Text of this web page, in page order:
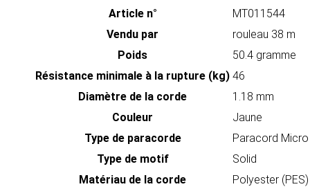
Article n°
MT011544
Vendu par
rouleau 38 m
Poids
50.4 gramme
Résistance minimale à la rupture (kg) 46
Diamètre de la corde
1.18 mm
Couleur
Jaune
Type de paracorde
Paracord Micro
Type de motif
Solid
Matériau de la corde
Polyester (PES)